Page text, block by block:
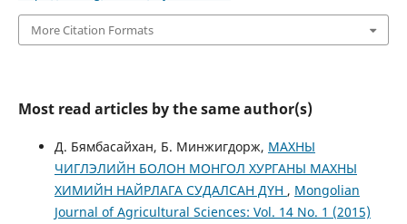
More Citation Formats
Most read articles by the same author(s)
Д. Бямбасайхан, Б. Минжигдорж, МАХНЫ
ЧИГЛЭЛИЙН БОЛОН МОНГОЛ ХУРГАНЫ МАХНЫ
ХИМИЙН НАЙРЛАГА СУДАЛСАН ДҮН , Mongolian
Journal of Agricultural Sciences: Vol. 14 No. 1 (2015)